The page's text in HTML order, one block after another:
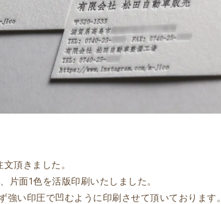
頂きました。
片面1色を活版印刷いたしました。
強い印圧で凹むように印刷させて頂いております。